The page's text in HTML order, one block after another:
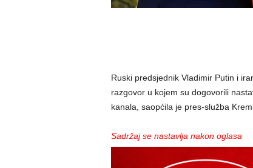
Ruski predsjednik Vladimir Putin i
razgovor u kojem su dogovorili
kanala, saopćila je pres-služba
Sadržaj se nastavlja nakon oglasa